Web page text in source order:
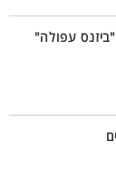
עפולה"